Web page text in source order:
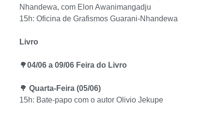
Nhandewa, com Elon Awanimangadju
15h: Oficina de Grafismos Guarani-Nhandewa
Livro
🌳04/06 a 09/06 Feira do Livro
🌳 Quarta-Feira (05/06)
15h: Bate-papo com o autor Olivio Jekupe